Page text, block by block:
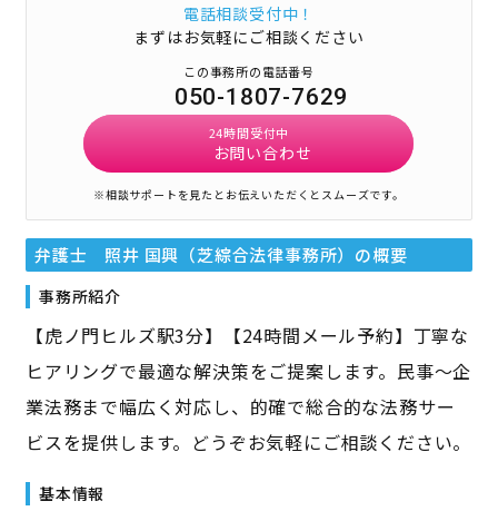
電話相談受付中！
まずはお気軽にご相談ください
この事務所の電話番号
050-1807-7629
24時間受付中
お問い合わせ
※相談サポートを見たとお伝えいただくとスムーズです。
弁護士 照井 国興（芝綜合法律事務所） の概要
事務所紹介
【虎ノ門ヒルズ駅3分】【24時間メール予約】丁寧な
ヒアリングで最適な解決策をご提案します。民事～企
業法務まで幅広く対応し、的確で総合的な法務サー
ビスを提供します。どうぞお気軽にご相談ください。
基本情報